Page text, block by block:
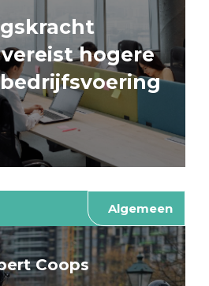
hogere
Algemeen
Coops